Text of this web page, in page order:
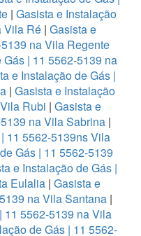
| Gasista e Instalação
Vila Ré | Gasista e
na Vila Regente
| 11 5562-5139 na
e Instalação de Gás |
| Gasista e Instalação
Rubi | Gasista e
na Vila Sabrina|
11 5562-5139ns Vila
Gás | 11 5562-5139
e Instalação de Gás |
Eulalia | Gasista e
na Vila Santana|
11 5562-5139 na Vila
de Gás | 11 5562-